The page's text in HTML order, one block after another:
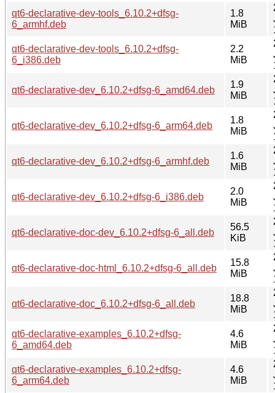
qt6-declarative-dev-tools_6.10.2+dfsg-
6_armhf.deb
1.8
MiB
qt6-declarative-dev-tools_6.10.2+dfsg-
6_i386.deb
2.2
MiB
qt6-declarative-dev_6.10.2+dfsg-6_amd64.deb
1.9
MiB
qt6-declarative-dev_6.10.2+dfsg-6_arm64.deb
1.8
MiB
qt6-declarative-dev_6.10.2+dfsg-6_armhf.deb
1.6
MiB
qt6-declarative-dev_6.10.2+dfsg-6_i386.deb
2.0
MiB
qt6-declarative-doc-dev_6.10.2+dfsg-6_all.deb
56.5
KiB
qt6-declarative-doc-html_6.10.2+dfsg-6_all.deb
15.8
MiB
qt6-declarative-doc_6.10.2+dfsg-6_all.deb
18.8
MiB
qt6-declarative-examples_6.10.2+dfsg-
6_amd64.deb
4.6
MiB
qt6-declarative-examples_6.10.2+dfsg-
6_arm64.deb
4.6
MiB